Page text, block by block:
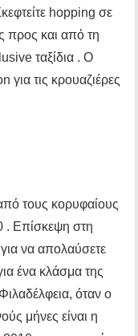
hopping σε
προς και από τη
ταξίδια . Ο
για τις κρουαζιέρες
τους κορυφαίους
. Επίσκεψη στη
να απολαύσετε
ένα κλάσμα της
όταν ο
μήνες είναι η